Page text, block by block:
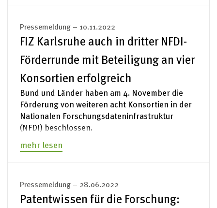
Pressemeldung – 10.11.2022
FIZ Karlsruhe auch in dritter NFDI-
Förderrunde mit Beteiligung an vier
Konsortien erfolgreich
Bund und Länder haben am 4. November die
Förderung von weiteren acht Konsortien in der
Nationalen Forschungsdateninfrastruktur
(NFDI) beschlossen.
mehr lesen
Pressemeldung – 28.06.2022
Patentwissen für die Forschung: